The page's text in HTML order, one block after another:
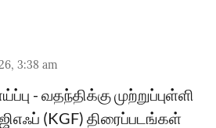
3:38 am
- வதந்திக்கு முற்றுப்புள்ளி
(KGF) திரைப்படங்கள்